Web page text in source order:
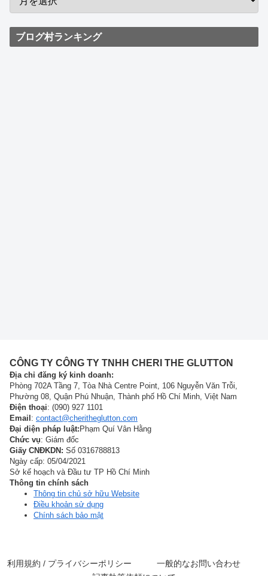
ブログ村ランキング
CÔNG TY CÔNG TY TNHH CHERI THE GLUTTON
Địa chỉ đăng ký kinh doanh:
Phòng 702A Tầng 7, Tòa Nhà Centre Point, 106 Nguyễn Văn Trỗi,
Phường 08, Quận Phú Nhuận, Thành phố Hồ Chí Minh, Việt Nam
Điện thoại: (090) 927 1101
Email : contact@cheritheglutton.com
Đại diện pháp luật: Phạm Quí Vân Hằng
Chức vụ: Giám đốc
Giấy CNĐKDN: Số 0316788813
Ngày cấp: 05/04/2021
Sở kế hoạch và Đầu tư TP Hồ Chí Minh
Thông tin chính sách
Thông tin chủ sở hữu Website
Điều khoản sử dụng
Chính sách bảo mật
利用規約 / プライバシーポリシー
一般的なお問い合わせ